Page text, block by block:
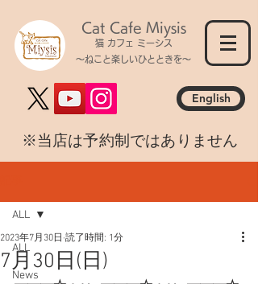
Cat Cafe Miysis
猫 カフェ ミーシス
～ねこと楽しいひとときを～
English
​※当店は予約制ではありません
ALL
News
ALL
7月30日(日)
2023年7月30日 読了時間: 1分